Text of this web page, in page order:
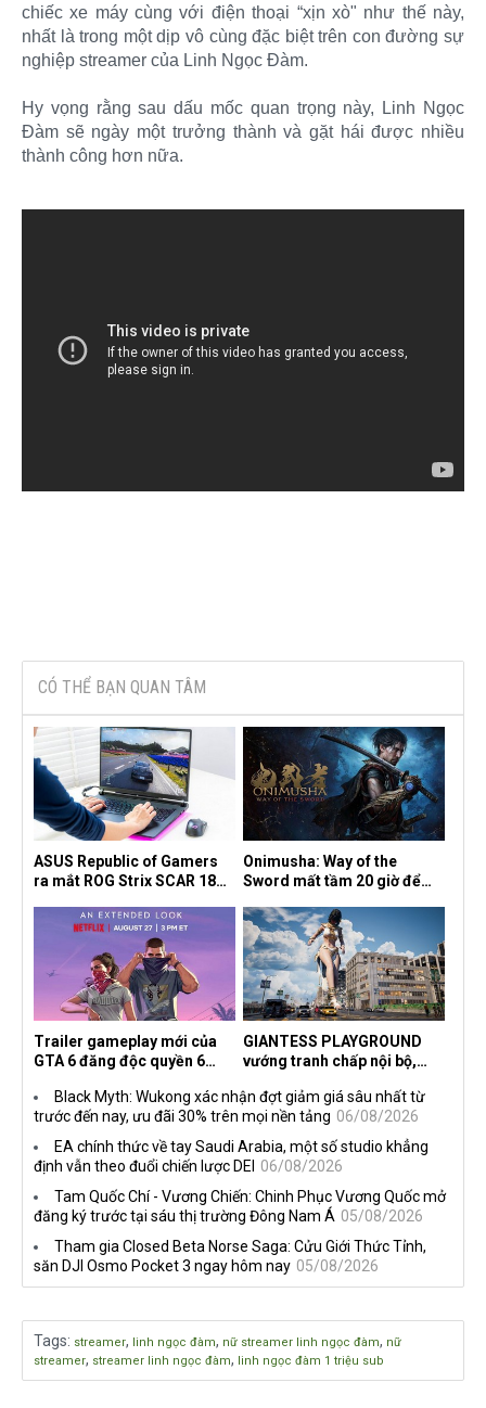
chiếc xe máy cùng với điện thoại “xịn xò" như thế này,
nhất là trong một dịp vô cùng đặc biệt trên con đường sự
nghiệp streamer của Linh Ngọc Đàm.
Hy vọng rằng sau dấu mốc quan trọng này, Linh Ngọc
Đàm sẽ ngày một trưởng thành và gặt hái được nhiều
thành công hơn nữa.
CÓ THỂ BẠN QUAN TÂM
ASUS Republic of Gamers
ra mắt ROG Strix SCAR 18
Onimusha: Way of the
Sword mất tầm 20 giờ để
dành cho newbie và lão làng
Trailer gameplay mới của
GTA 6 đăng độc quyền 6
đang quá tham?
GIANTESS PLAYGROUND
vướng tranh chấp nội bộ,
ngầm chiếm đoạt doanh thu
Black Myth: Wukong xác nhận đợt giảm giá sâu nhất từ
trước đến nay, ưu đãi 30% trên mọi nền tảng 06/08/2026
EA chính thức về tay Saudi Arabia, một số studio khẳng
định vẫn theo đuổi chiến lược DEI
06/08/2026
Tam Quốc Chí - Vương Chiến: Chinh Phục Vương Quốc mở
đăng ký trước tại sáu thị trường Đông Nam Á 05/08/2026
Tham gia Closed Beta Norse Saga: Cửu Giới Thức Tỉnh,
săn DJI Osmo Pocket 3 ngay hôm nay 05/08/2026
Tags: streamer, linh ngọc đàm, nữ streamer linh ngọc đàm, nữ
streamer, streamer linh ngọc đàm, linh ngọc đàm 1 triệu sub